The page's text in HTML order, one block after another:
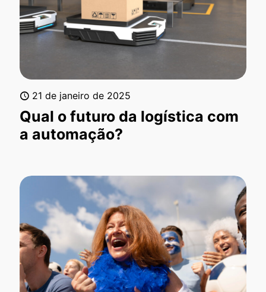
21 de janeiro de 2025
Qual o futuro da logística com
a automação?